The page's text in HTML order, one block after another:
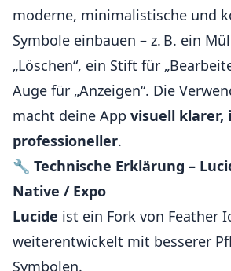
moderne, minimalistische und
Symbole einbauen – z. B. ein
„Löschen“, ein Stift für
Auge für „Anzeigen“. Die
macht deine App visuell
professioneller.
🔧 Technische Erklärung –
Native / Expo
Lucide ist ein Fork von Feather
weiterentwickelt mit besserer
Symbolen.